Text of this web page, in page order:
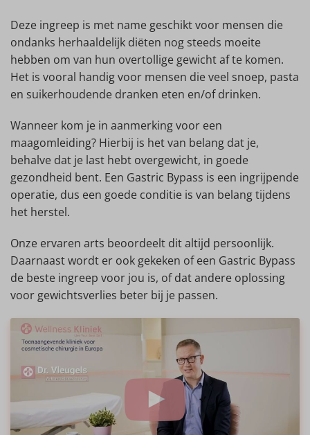
Deze ingreep is met name geschikt voor mensen die
ondanks herhaaldelijk diëten nog steeds moeite
hebben om van hun overtollige gewicht af te komen.
Het is vooral handig voor mensen die veel snoep, pasta
en suikerhoudende dranken eten en/of drinken.
Wanneer kom je in aanmerking voor een
maagomleiding? Hierbij is het van belang dat je,
behalve dat je last hebt overgewicht, in goede
gezondheid bent. Een Gastric Bypass is een ingrijpende
operatie, dus een goede conditie is van belang tijdens
het herstel.
Onze ervaren arts beoordeelt dit altijd persoonlijk.
Daarnaast wordt er ook gekeken of een Gastric Bypass
de beste ingreep voor jou is, of dat andere oplossing
voor gewichtsverlies beter bij je passen.